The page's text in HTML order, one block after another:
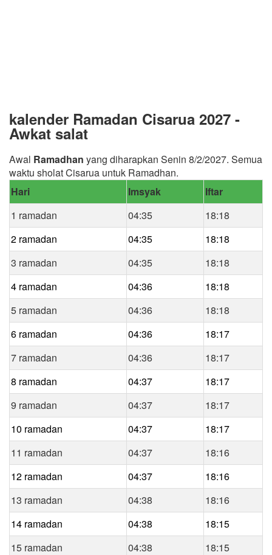
kalender Ramadan Cisarua 2027 -
Awkat salat
Awal Ramadhan yang diharapkan Senin 8/2/2027. Semua
waktu sholat Cisarua untuk Ramadhan.
Hari
Imsyak
Iftar
1 ramadan
04:35
18:18
2 ramadan
04:35
18:18
3 ramadan
04:35
18:18
4 ramadan
04:36
18:18
5 ramadan
04:36
18:18
6 ramadan
04:36
18:17
7 ramadan
04:36
18:17
8 ramadan
04:37
18:17
9 ramadan
04:37
18:17
10 ramadan
04:37
18:17
11 ramadan
04:37
18:16
12 ramadan
04:37
18:16
13 ramadan
04:38
18:16
14 ramadan
04:38
18:15
15 ramadan
04:38
18:15